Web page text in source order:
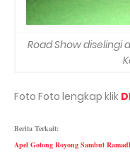
Road Show diselingi
Foto Foto lengkap klik
Berita Terkait:
Apel Gotong Royong Sambut